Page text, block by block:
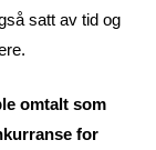
satt av tid og
omtalt som
for